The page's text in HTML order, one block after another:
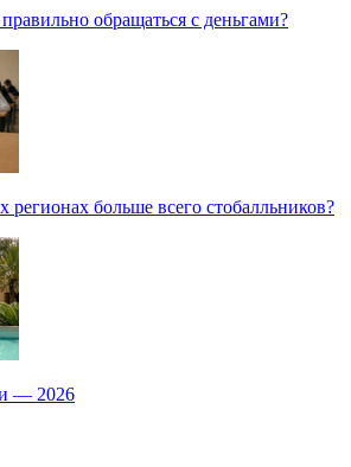
обращаться с деньгами?
больше всего стобалльников?
— 2026